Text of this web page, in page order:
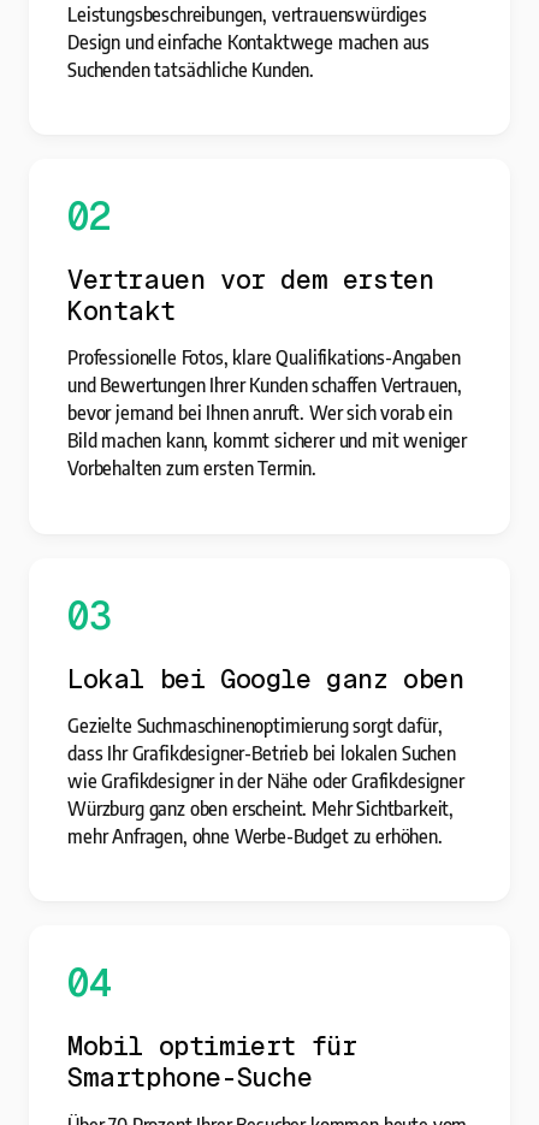
Leistungsbeschreibungen, vertrauenswürdiges
Design und einfache Kontaktwege machen aus
Suchenden tatsächliche Kunden.
02
Vertrauen vor dem ersten
Kontakt
Professionelle Fotos, klare Qualifikations-Angaben
und Bewertungen Ihrer Kunden schaffen Vertrauen,
bevor jemand bei Ihnen anruft. Wer sich vorab ein
Bild machen kann, kommt sicherer und mit weniger
Vorbehalten zum ersten Termin.
03
Lokal bei Google ganz oben
Gezielte Suchmaschinenoptimierung sorgt dafür,
dass Ihr Grafikdesigner-Betrieb bei lokalen Suchen
wie Grafikdesigner in der Nähe oder Grafikdesigner
Würzburg ganz oben erscheint. Mehr Sichtbarkeit,
mehr Anfragen, ohne Werbe-Budget zu erhöhen.
04
Mobil optimiert für
Smartphone-Suche